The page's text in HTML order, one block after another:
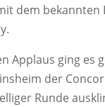
dem bekannten
Applaus ging es
der
Runde